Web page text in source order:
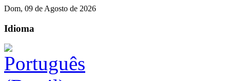
Dom, 09 de Agosto de 2026
Idioma